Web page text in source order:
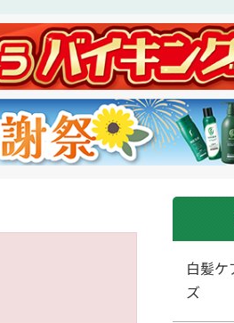
白髪ケ
ズ